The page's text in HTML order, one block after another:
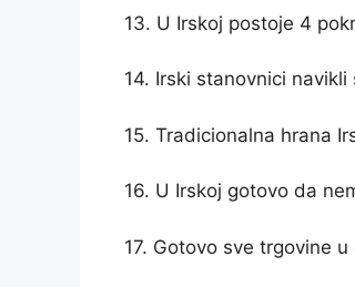
13. U Irskoj postoje 4
14. Irski stanovnici
15. Tradicionalna hrana
16. U Irskoj gotovo da
17. Gotovo sve trgovine